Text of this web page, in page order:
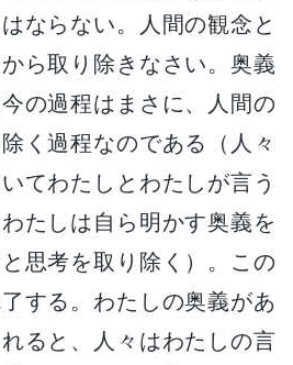
ならない。人間の観念と
ら取り除きなさい。奥義
の過程はまさに、人間の
く過程なのである（人々
てわたしとわたしが言う
たしは自ら明かす奥義を
思考を取り除く）。この
する。わたしの奥義があ
ると、人々はわたしの言